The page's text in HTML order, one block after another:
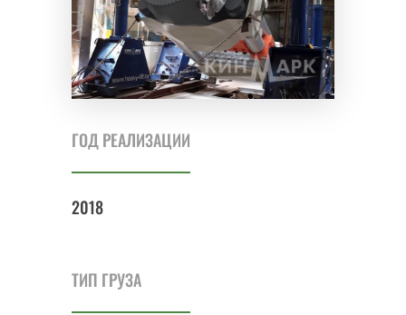
ГОД РЕАЛИЗАЦИИ
2018
ТИП ГРУЗА